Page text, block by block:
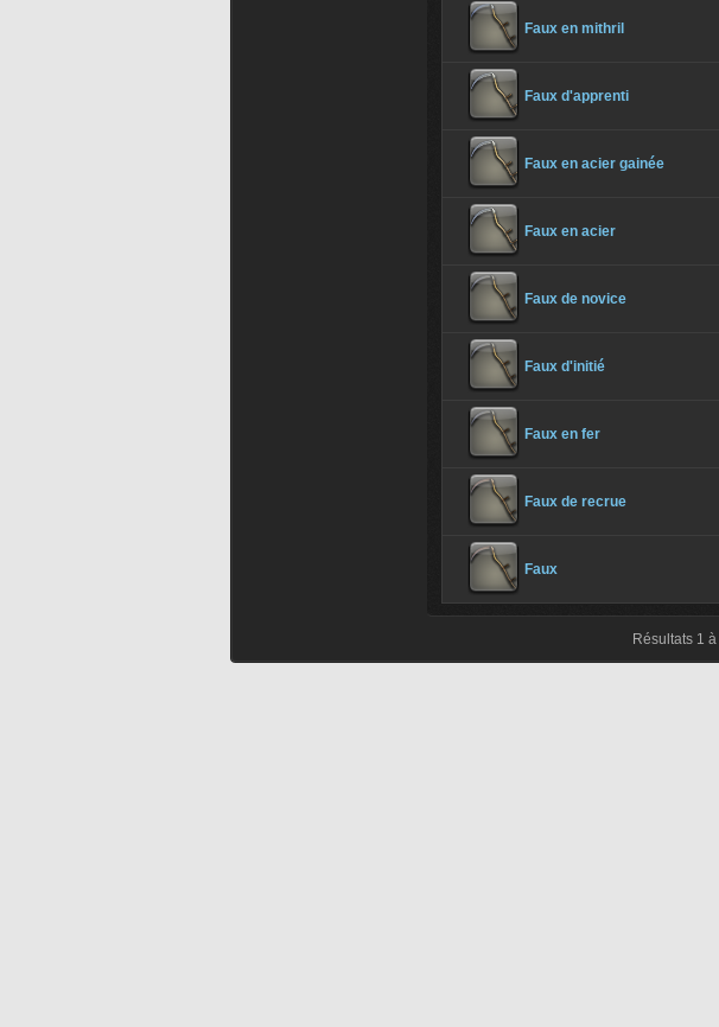
Faux en mithril
Faux d'apprenti
Faux en acier gainée
Faux en acier
Faux de novice
Faux d'initié
Faux en fer
Faux de recrue
Faux
Résultats 1 à